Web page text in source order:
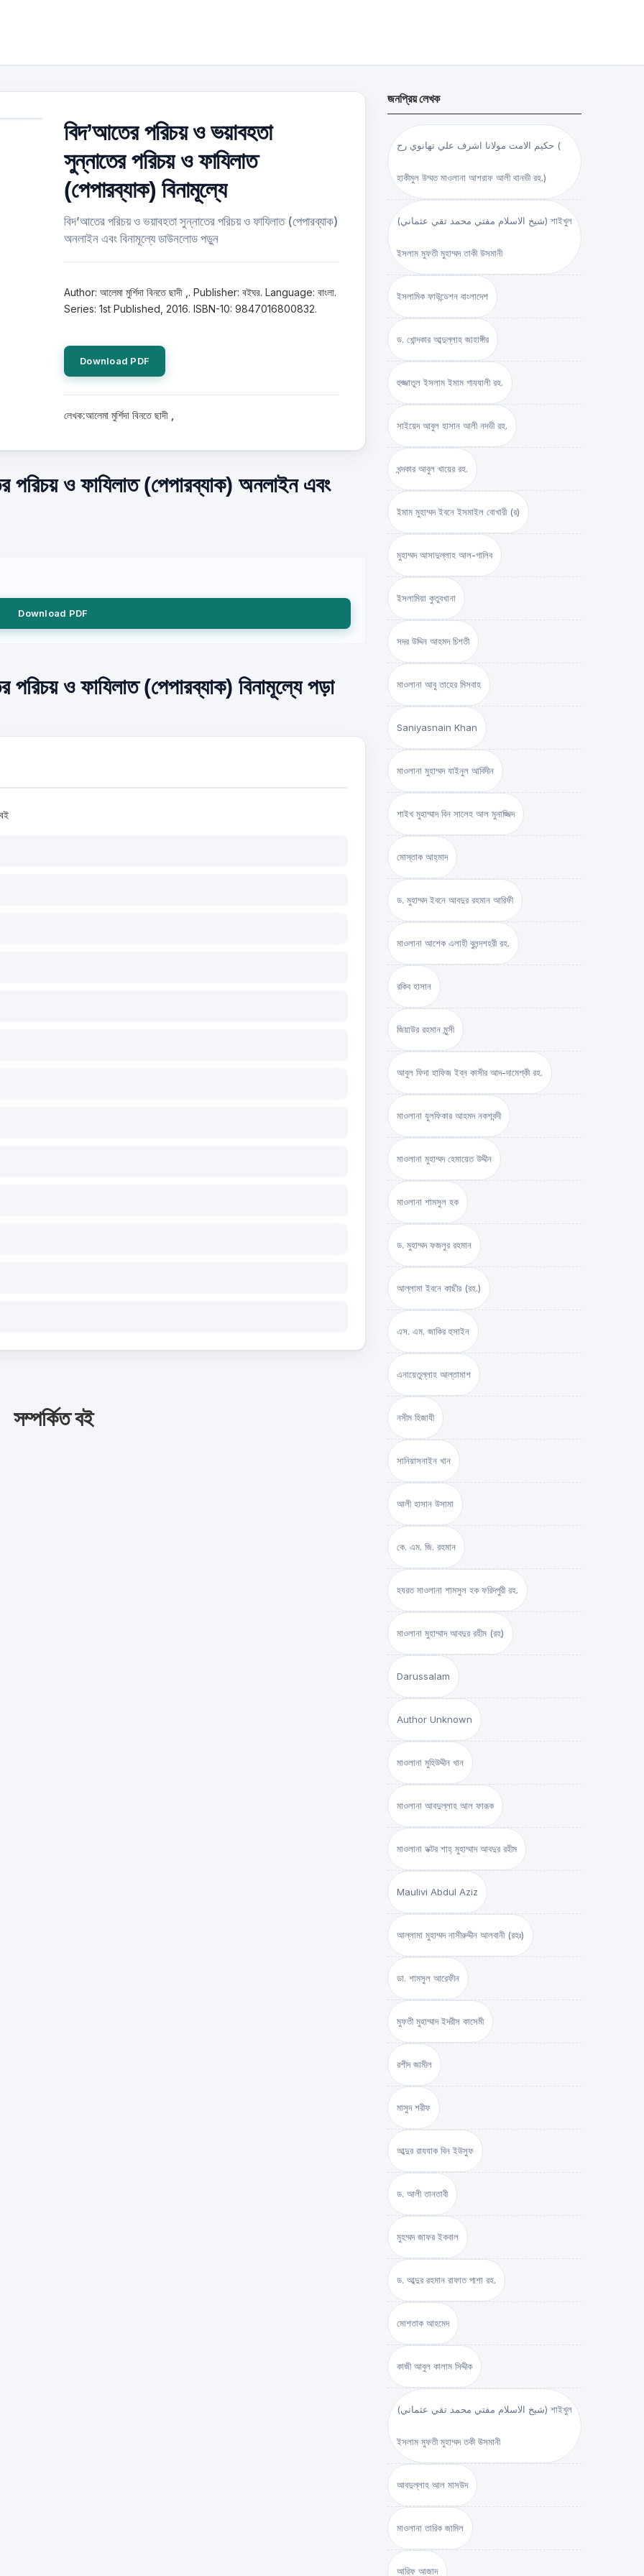
বিদ’আতের পরিচয় ও ভয়াবহতা
সুন্নাতের পরিচয় ও ফাযিলাত
(পেপারব্যাক) বিনামূল্যে
বিদ’আতের পরিচয় ও ভয়াবহতা সুন্নাতের পরিচয় ও ফাযিলাত (পেপারব্যাক)
অনলাইন এবং বিনামূল্যে ডাউনলোড পড়ুন
Author: আলেমা মুর্শিদা বিনতে ছাদী ,. Publisher: বইঘর. Language: বাংলা.
Series: 1st Published, 2016. ISBN-10: 9847016800832.
Download PDF
লেখক:আলেমা মুর্শিদা বিনতে ছাদী ,
পরিচয় ও ফাযিলাত (পেপারব্যাক) অনলাইন এবং
Download PDF
ও ফাযিলাত (পেপারব্যাক) বিনামূল্যে পড়া
সম্পর্কিত বই
জনপ্রিয় লেখক
حكيم الامت مولانا اشرف علي تهانوي رح (
হাকীমুল উম্মত মাওলানা আশরাফ আলী থানভী রহ.)
(شيخ الاسلام مفتي محمد تقي عثماني) শাইখুল
ইসলাম মুফতী মুহাম্মদ তাকী উসমানী
ইসলামিক ফাউন্ডেশন বাংলাদেশ
ড. খোন্দকার আব্দুল্লাহ জাহাঙ্গীর
হুজ্জাতুল ইসলাম ইমাম গাযযালী রহ.
সাইয়েদ আবুল হাসান আলী নদভী রহ.
খন্দকার আবুল খায়ের রহ.
ইমাম মুহাম্মদ ইবনে ইসমাইল বোখারী (র)
মুহাম্মদ আসাদুল্লাহ আল-গালিব
ইসলামিয়া কুতুবখানা
সদর উদ্দিন আহমদ চিশতী
মাওলানা আবু তাহের মিসবাহ
Saniyasnain Khan
মাওলানা মুহাম্মদ যাইনুল আবিদীন
শাইখ মুহাম্মাদ বিন সালেহ আল মুনাজ্জিদ
মোস্তাক আহ্‌মাদ
ড. মুহাম্মদ ইবনে আবদুর রহমান আরিফী
মাওলানা আশেক এলাহী বুলন্দশহরী রহ.
রকিব হাসান
জিয়াউর রহমান মুন্সী
আবুল ফিদা হাফিজ ইব্‌ন কাসীর আদ-দামেশ্‌কী রহ.
মাওলানা যুলফিকার আহমদ নকশবন্দী
মাওলানা মুহাম্মদ হেমায়েত উদ্দীন
মাওলানা শামসুল হক
ড. মুহাম্মদ ফজলুর রহমান
আল্লামা ইবনে কাছীর (রহ.)
এস. এম. জাকির হুসাইন
এনায়েতুল্লাহ আল্‌তামাশ
নসীম হিজাযী
সানিয়াসনাইন খান
আলী হাসান উসামা
কে. এম. জি. রহমান
হযরত মাওলানা শামসুল হক ফরিদপুরী রহ.
মাওলানা মুহাম্মাদ আবদুর রহীম (রহ)
Darussalam
Author Unknown
মাওলানা মুহিউদ্দীন খান
মাওলানা আবদুল্লাহ আল ফারূক
মাওলানা ডক্টর শাহ্‌ মুহাম্মাদ আবদুর রহীম
Maulivi Abdul Aziz
আল্লামা মুহাম্মদ নাসীরুদ্দীন আলবানী (রহঃ)
ডা. শামসুল আরেফীন
মুফতী মুহাম্মাদ ইদরীস কাসেমী
রশীদ জামীল
মাসুদ শরীফ
আব্দুর রাযযাক বিন ইউসুফ
ড. আলী তানতাবী
মুহম্মদ জাফর ইকবাল
ড. আব্দুর রহমান রাফাত পাশা রহ.
মোশতাক আহমেদ
কাজী আবুল কালাম সিদ্দীক
(شيخ الاسلام مفتي محمد تقي عثماني) শাইখুল
ইসলাম মুফতী মুহাম্মদ তকী উসমানী
আবদুল্লাহ আল মাসউদ
মাওলানা তারিক জামিল
আরিফ আজাদ